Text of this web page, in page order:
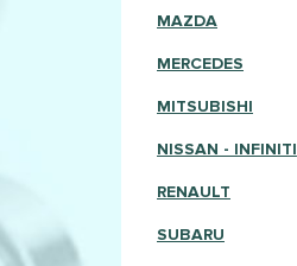
MAZDA
MERCEDES
MITSUBISHI
NISSAN - INFINITI
RENAULT
SUBARU